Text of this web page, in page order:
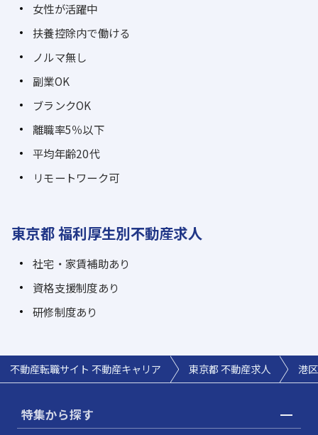
女性が活躍中
扶養控除内で働ける
ノルマ無し
副業OK
ブランクOK
離職率5％以下
平均年齢20代
リモートワーク可
東京都 福利厚生別不動産求人
社宅・家賃補助あり
資格支援制度あり
研修制度あり
不動産転職サイト 不動産キャリア 東京都 不動産求人 港
特集から探す